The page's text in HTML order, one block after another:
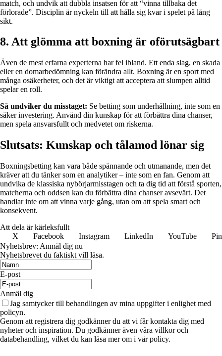
match, och undvik att dubbla insatsen för att “vinna tillbaka det
förlorade”. Disciplin är nyckeln till att hålla sig kvar i spelet på lång
sikt.
8. Att glömma att boxning är oförutsägbart
Även de mest erfarna experterna har fel ibland. Ett enda slag, en skada
eller en domarbedömning kan förändra allt. Boxning är en sport med
många osäkerheter, och det är viktigt att acceptera att slumpen alltid
spelar en roll.
Så undviker du misstaget: Se betting som underhållning, inte som en
säker investering. Använd din kunskap för att förbättra dina chanser,
men spela ansvarsfullt och medvetet om riskerna.
Slutsats: Kunskap och tålamod lönar sig
Boxningsbetting kan vara både spännande och utmanande, men det
kräver att du tänker som en analytiker – inte som en fan. Genom att
undvika de klassiska nybörjarmisstagen och ta dig tid att förstå sporten,
matcherna och oddsen kan du förbättra dina chanser avsevärt. Det
handlar inte om att vinna varje gång, utan om att spela smart och
konsekvent.
Att dela är kärleksfullt
X
Facebook Instagram LinkedIn YouTube
Nyhetsbrev: Anmäl dig nu
Nyhetsbrevet du faktiskt vill läsa.
E-post
Anmäl dig
Jag samtycker till behandlingen av mina uppgifter i enlighet med
policyn.
Genom att registrera dig godkänner du att vi får kontakta dig med
nyheter och inspiration. Du godkänner även våra villkor och
databehandling, vilket du kan läsa mer om i vår policy.